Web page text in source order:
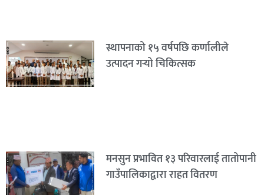
स्थापनाको १५ वर्षपछि कर्णालीले
उत्पादन गर्‍यो चिकित्सक
मनसुन प्रभावित १३ परिवारलाई तातोपानी
गाउँपालिकाद्वारा राहत वितरण